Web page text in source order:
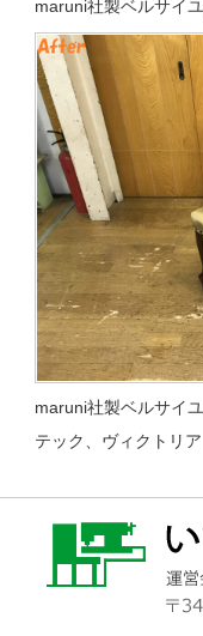
maruni社製ベルサイ
maruni社製ベルサイ
テック、ヴィクトリ